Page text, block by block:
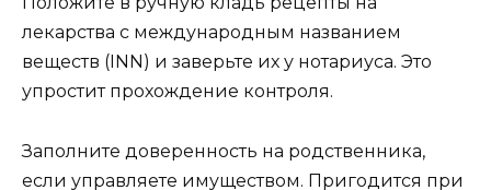
лекарства с международным названием
веществ (INN) и заверьте их у нотариуса. Это
упростит прохождение контроля.
Заполните доверенность на родственника,
если управляете имуществом. Пригодится при